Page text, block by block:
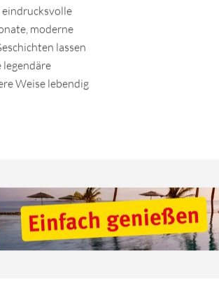
eindrucksvolle
moderne
lassen
legendäre
Weise lebendig